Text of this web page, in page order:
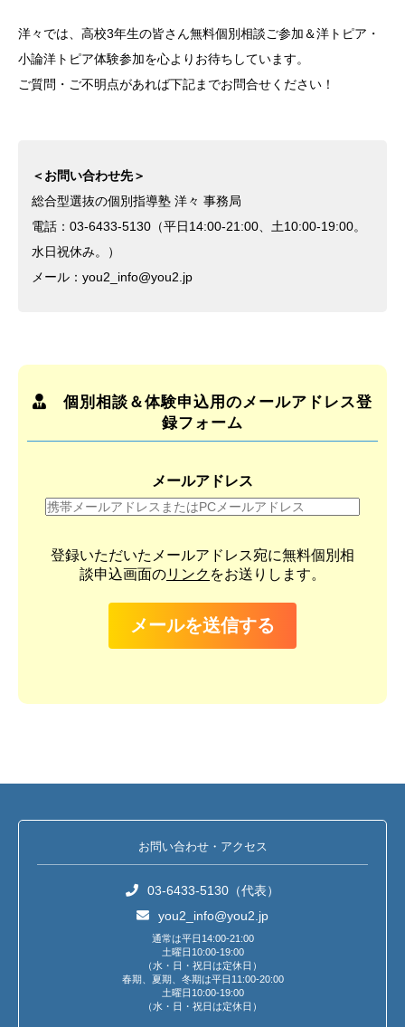
洋々では、高校3年生の皆さん無料個別相談ご参加＆洋トピア・
小論洋トピア体験参加を心よりお待ちしています。
ご質問・ご不明点があれば下記までお問合せください！
＜お問い合わせ先＞
総合型選抜の個別指導塾 洋々 事務局
電話：03-6433-5130（平日14:00-21:00、土10:00-19:00。
水日祝休み。）
メール：you2_info@you2.jp
個別相談＆体験申込用のメールアドレス登
録フォーム
メールアドレス
登録いただいたメールアドレス宛に無料個別相
談申込画面のリンク をお送りします。
メールを送信する
お問い合わせ・アクセス
03-6433-5130（代表）
you2_info@you2.jp
通常は平日14:00-21:00
土曜日10:00-19:00
（水・日・祝日は定休日）
春期、夏期、冬期は平日11:00-20:00
土曜日10:00-19:00
（水・日・祝日は定休日）